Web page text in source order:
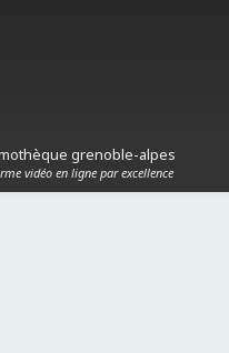
grenoble-alpes
vidéo en ligne par excellence